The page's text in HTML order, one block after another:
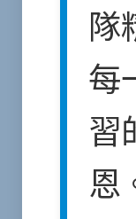
隊
每
習
恩